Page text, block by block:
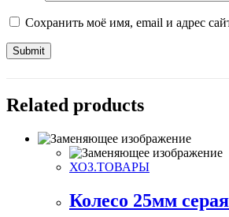
Сохранить моё имя, email и адрес
Related products
ХОЗ.ТОВАРЫ
Колесо 25мм